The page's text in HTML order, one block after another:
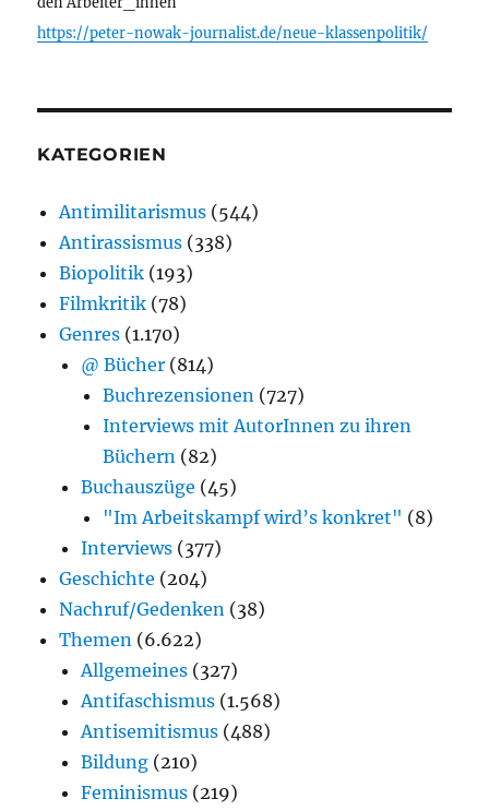
https://peter-nowak-journalist.de/neue-klassenpolitik/
KATEGORIEN
Antimilitarismus (544)
Antirassismus (338)
Biopolitik (193)
Filmkritik (78)
Genres (1.170)
@ Bücher (814)
Buchrezensionen (727)
Interviews mit AutorInnen zu ihren
Büchern (82)
Buchauszüge (45)
"Im Arbeitskampf wird’s konkret" (8)
Interviews (377)
Geschichte (204)
Nachruf/Gedenken (38)
Themen (6.622)
Allgemeines (327)
Antifaschismus (1.568)
Antisemitismus (488)
Bildung (210)
Feminismus (219)